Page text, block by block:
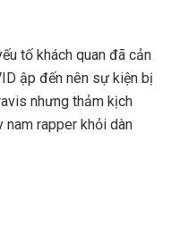
tố khách quan đã cản
ập đến nên sự kiện bị
nhưng thảm kịch
rapper khỏi dàn